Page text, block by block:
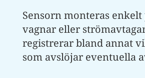
Sensorn monteras
vagnar eller
registrerar bland annat
som avslöjar eventuella